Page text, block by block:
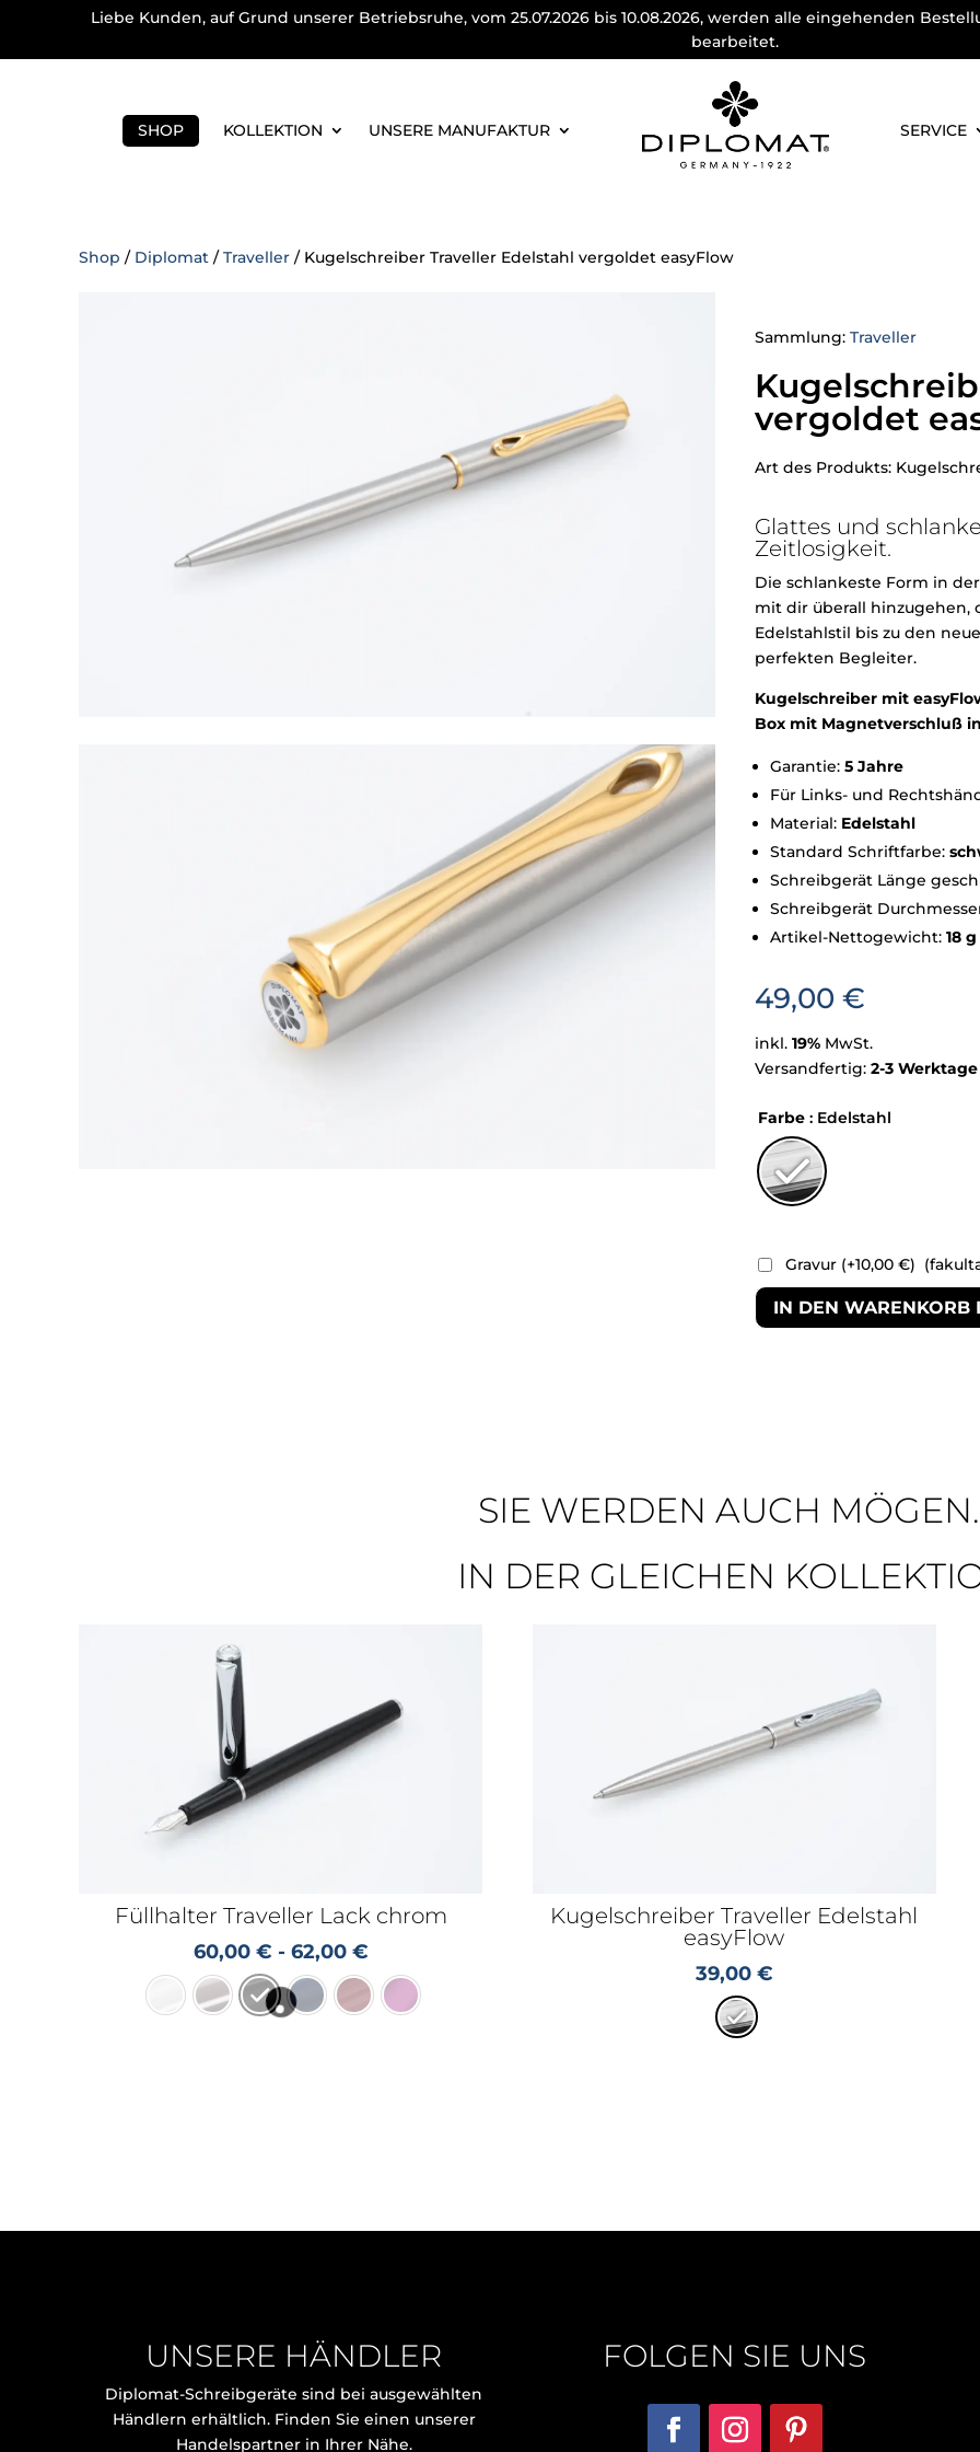
Liebe Kunden, auf Grund unserer Betriebsruhe, vom 25.07.2026 bis 10.08.2026, werden alle eingehenden
bearbeitet.
SHOP KOLLEKTION UNSERE MANUFAKTUR SERVICE
Shop / Diplomat /Traveller / Kugelschreiber Traveller Edelstahl vergoldet easyFlow
Sammlung: Traveller
vergoldet
Art des Produkts:
Glattes und
Zeitlosigkeit.
Die schlankeste Form in
mit dir überall hinzugehen,
Edelstahlstil bis zu den
perfekten Begleiter.
Kugelschreiber mit
Box mit Magnetverschluß
Garantie: 5 Jahre
Für Links- und
Material: Edelstahl
Standard Schriftfarbe:
Schreibgerät Länge
Schreibgerät
Artikel-Nettogewicht: 18 g
49,00 €
inkl. 19% MwSt.
Versandfertig: 2-3 Werktage
Farbe : Edelstahl
Gravur (+10,00 €)
IN DEN WARENKORB
SIE WERDEN AUCH
IN DER GLEICHEN
Füllhalter Traveller Lack chrom
60,00 € - 62,00 €
Kugelschreiber Traveller Edelstahl
easyFlow
39,00 €
UNSERE HÄNDLER
Diplomat-Schreibgeräte sind bei ausgewählten
Händlern erhältlich. Finden Sie einen unserer
Handelspartner in Ihrer Nähe.
FOLGEN SIE UNS